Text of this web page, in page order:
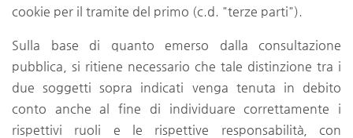
cookie per il tramite del primo (c.d. "terze parti").
Sulla base di quanto emerso dalla consultazione
pubblica, si ritiene necessario che tale distinzione tra i
due soggetti sopra indicati venga tenuta in debito
conto anche al fine di individuare correttamente i
rispettivi ruoli e le rispettive responsabilità, con